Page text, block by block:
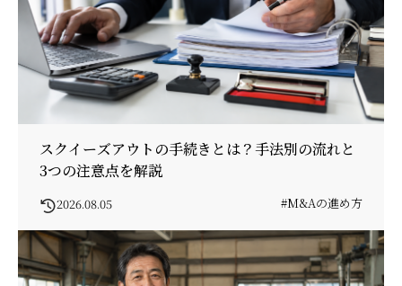
スクイーズアウトの手続きとは？手法別の流れと
3つの注意点を解説
2026.08.05 #M&Aの進め方